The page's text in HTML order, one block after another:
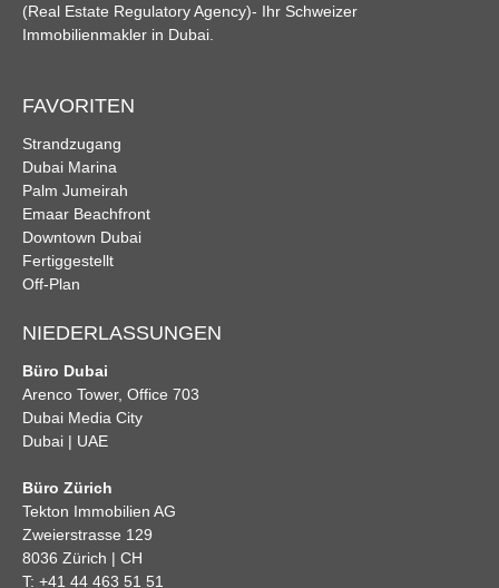
(Real Estate Regulatory Agency)- Ihr Schweizer
Immobilienmakler in Dubai.
FAVORITEN
Strandzugang
Dubai Marina
Palm Jumeirah
Emaar Beachfront
Downtown Dubai
Fertiggestellt
Off-Plan
NIEDERLASSUNGEN
Büro Dubai
Arenco Tower, Office 703
Dubai Media City
Dubai | UAE
Büro Zürich
Tekton Immobilien AG
Zweierstrasse 129
8036 Zürich | CH
T: +41 44 463 51 51